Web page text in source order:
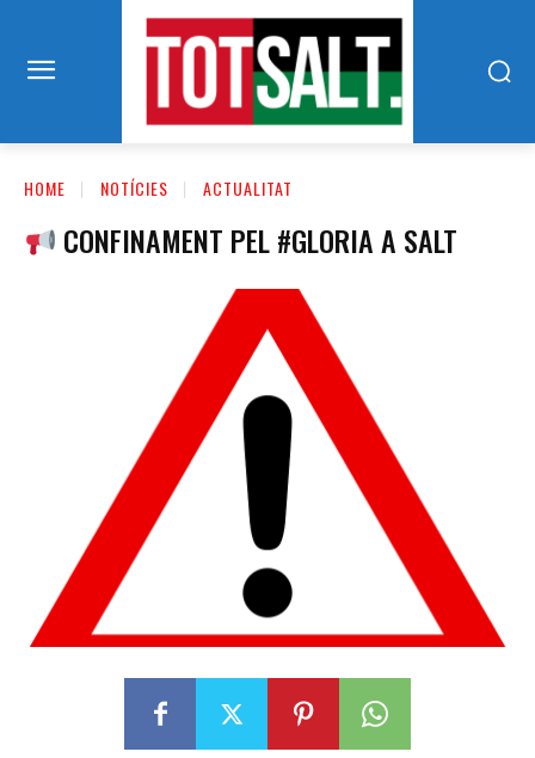
HOME NOTÍCIES ACTUALITAT
CONFINAMENT PEL #GLORIA A SALT